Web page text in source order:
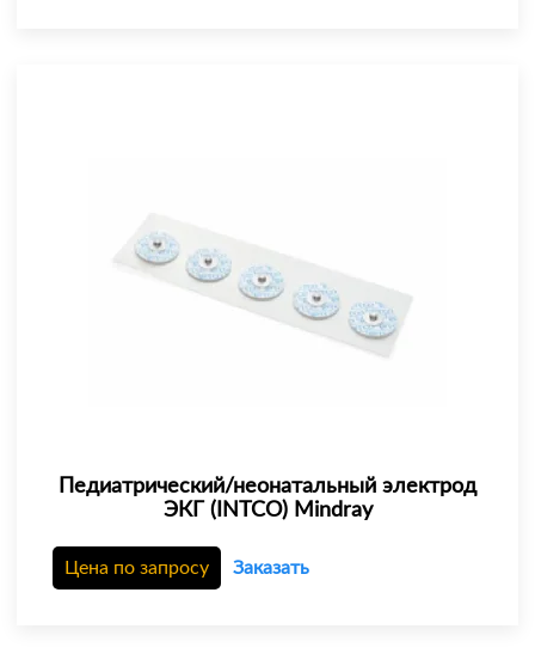
Педиатрический/неонатальный электрод
ЭКГ (INTCO) Mindray
Цена по запросу Заказать